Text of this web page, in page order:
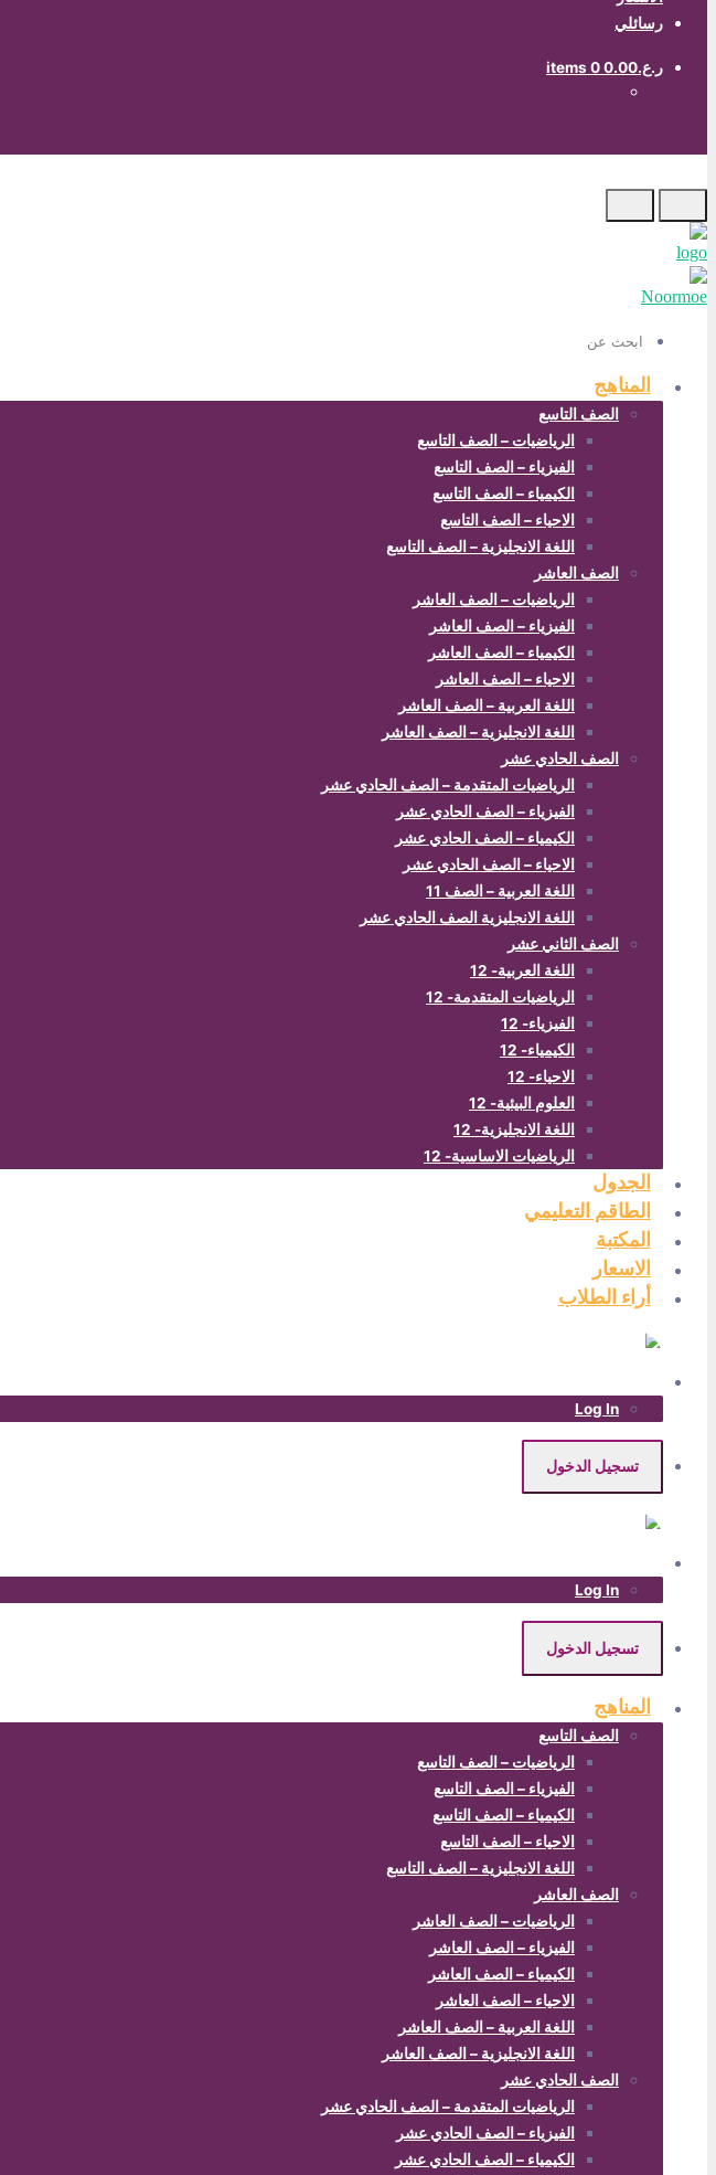
رسائلي
ر.ع.0.00 0 items
ابحث
المناهج
الصف التاسع
الرياضيات – الصف التاسع
الفيزياء – الصف التاسع
الكيمياء – الصف التاسع
الاحياء – الصف التاسع
اللغة الانجليزية – الصف التاسع
الصف العاشر
الرياضيات – الصف العاشر
الفيزياء – الصف العاشر
الكيمياء – الصف العاشر
الاحياء – الصف العاشر
اللغة العربية – الصف العاشر
اللغة الانجليزية – الصف العاشر
الصف الحادي عشر
الرياضيات المتقدمة – الصف الحادي عشر
الفيزياء – الصف الحادي عشر
الكيمياء – الصف الحادي عشر
الاحياء – الصف الحادي عشر
اللغة العربية – الصف 11
اللغة الانجليزية الصف الحادي عشر
الصف الثاني عشر
اللغة العربية- 12
الرياضيات المتقدمة- 12
الفيزياء- 12
الكيمياء- 12
الاحياء- 12
العلوم البيئية- 12
اللغة الانجليزية- 12
الرياضيات الاساسية- 12
الجدول
الطاقم التعليمي
المكتبة
الاسعار
أراء الطلاب
Log In
تسجيل الدخول
Log In
تسجيل الدخول
المناهج
الصف التاسع
الرياضيات – الصف التاسع
الفيزياء – الصف التاسع
الكيمياء – الصف التاسع
الاحياء – الصف التاسع
اللغة الانجليزية – الصف التاسع
الصف العاشر
الرياضيات – الصف العاشر
الفيزياء – الصف العاشر
الكيمياء – الصف العاشر
الاحياء – الصف العاشر
اللغة العربية – الصف العاشر
اللغة الانجليزية – الصف العاشر
الصف الحادي عشر
الرياضيات المتقدمة – الصف الحادي عشر
الفيزياء – الصف الحادي عشر
الكيمياء – الصف الحادي عشر